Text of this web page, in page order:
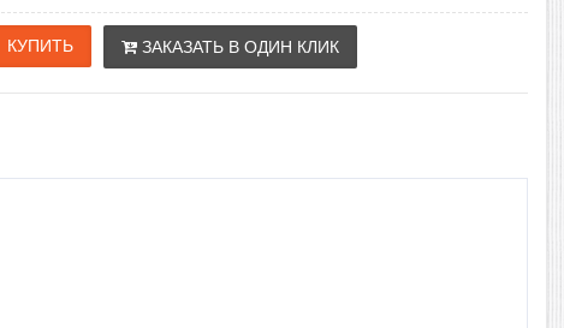
ЗАКАЗАТЬ В ОДИН КЛИК